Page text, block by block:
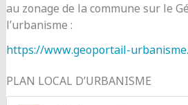
au zonage de la commune sur le
l’urbanisme :
https://www.geoportail-
PLAN LOCAL D’URBANISME